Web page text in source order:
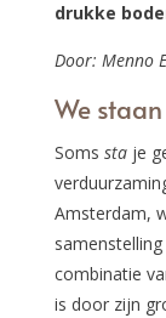
drukke
Door: Menno
We
Soms staje
Amsterdam,
combinatie
is door zijn